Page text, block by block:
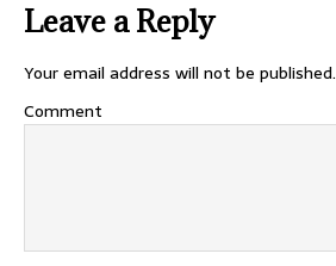
Leave a Reply
Your email address will not be published.
Comment